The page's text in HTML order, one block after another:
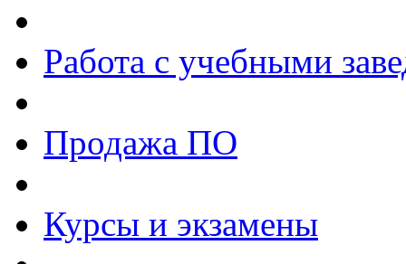
Работа с учебными
Продажа ПО
Курсы и экзамены